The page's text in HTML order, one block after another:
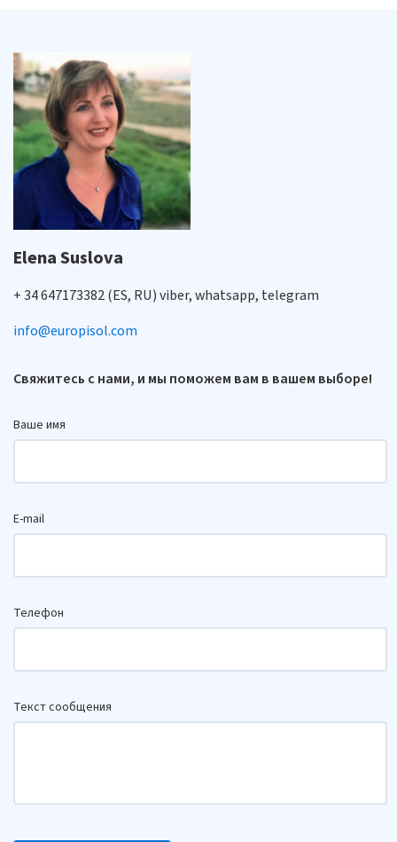
Elena Suslova
+ 34 647173382 (ES, RU) viber, whatsapp, telegram
info@europisol.com
Свяжитесь с нами, и мы поможем вам в вашем выборе!
Ваше имя
E-mail
Телефон
Текст сообщения